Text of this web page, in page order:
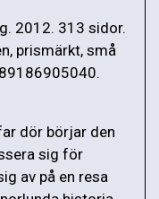
2012. 313 sidor.
prismärkt, små
dör börjar den
sig för
av på en resa